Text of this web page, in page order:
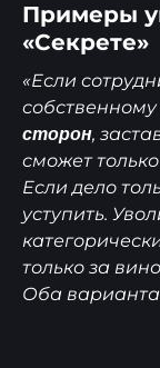
Примеры
«Секрете»
«Если
сторон,
сможет
Если дело
уступить.
только за
Оба варианта